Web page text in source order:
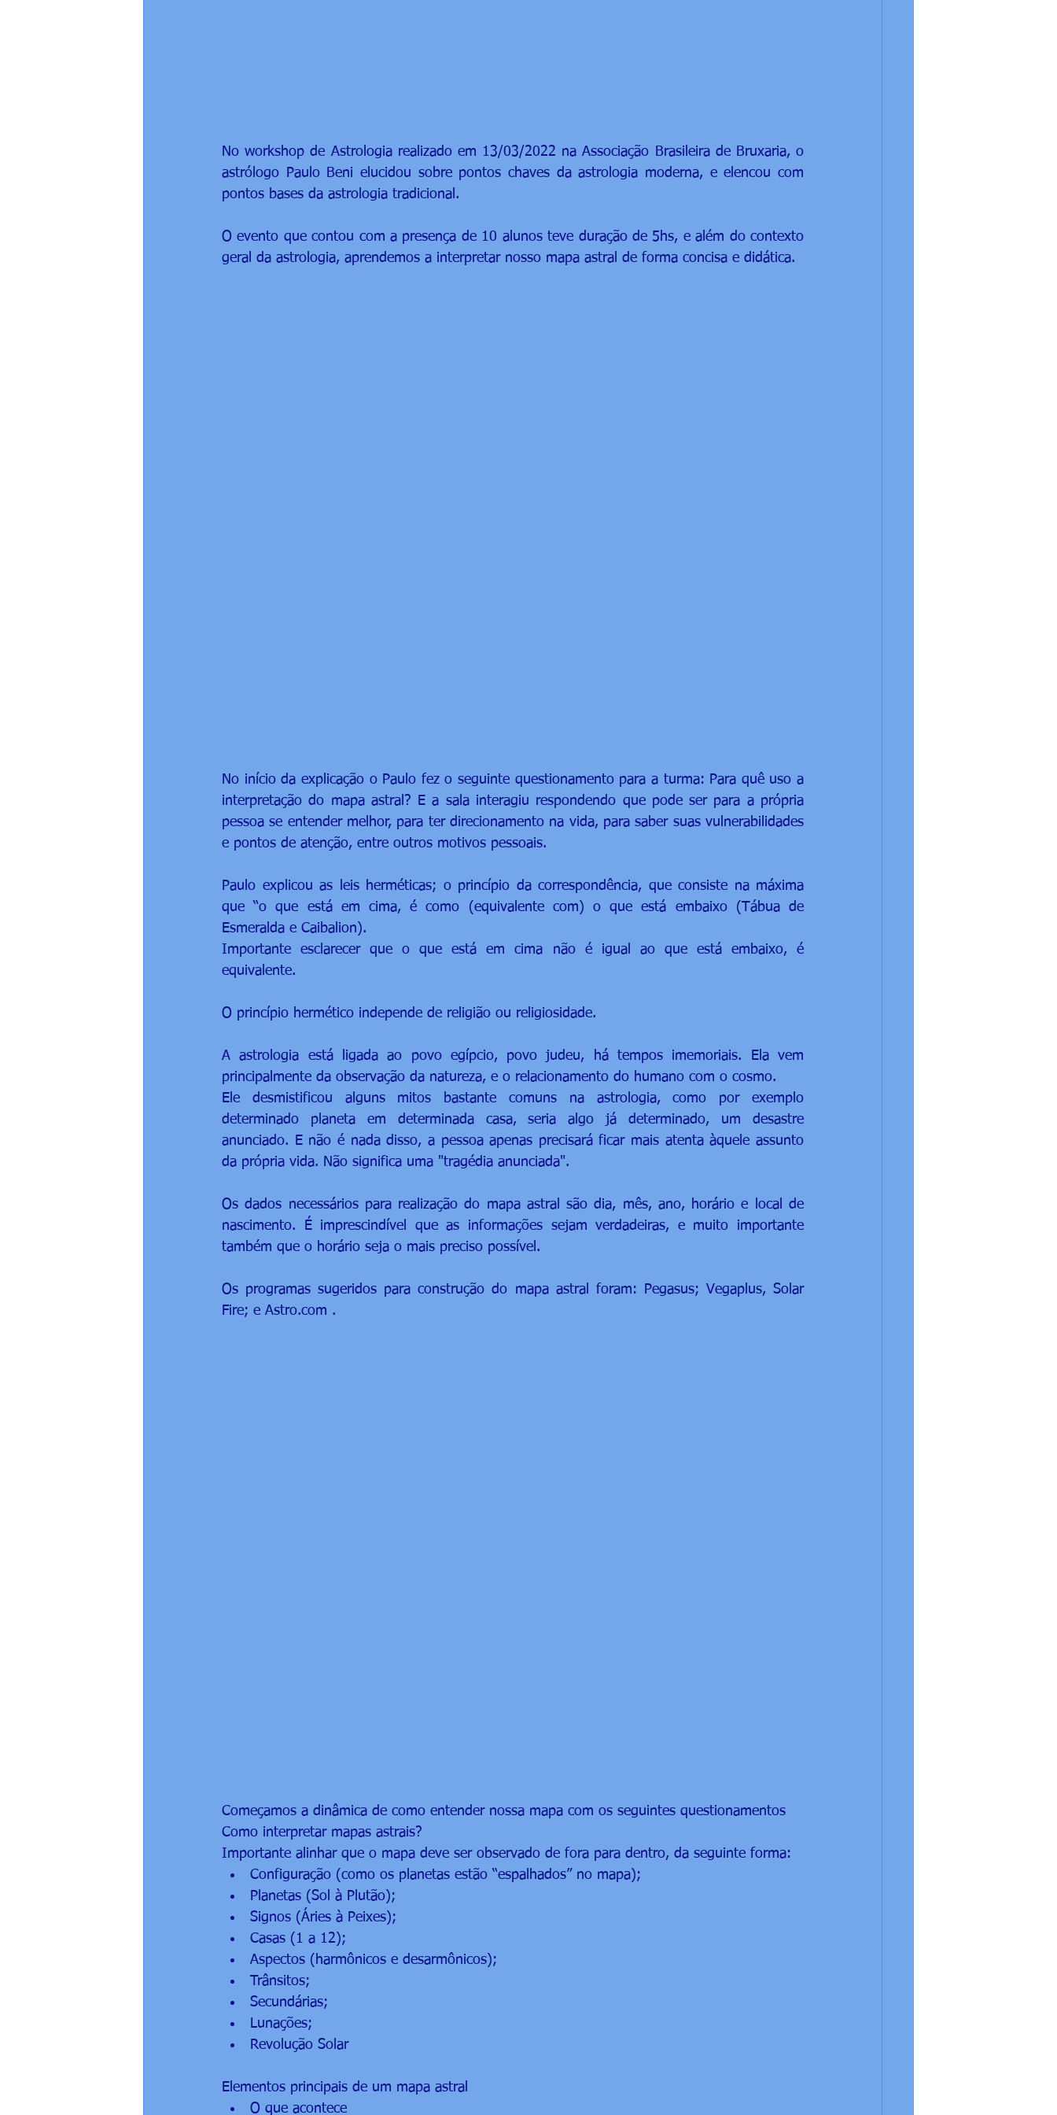
No workshop de Astrologia realizado em 13/03/2022 na Associação Brasileira de Bruxaria, o
astrólogo Paulo Beni elucidou sobre pontos chaves da astrologia moderna, e elencou com
pontos bases da astrologia tradicional.
O evento que contou com a presença de 10 alunos teve duração de 5hs, e além do contexto
geral da astrologia, aprendemos a interpretar nosso mapa astral de forma concisa e didática.
No início da explicação o Paulo fez o seguinte questionamento para a turma: Para quê uso a
interpretação do mapa astral? E a sala interagiu respondendo que pode ser para a própria
pessoa se entender melhor, para ter direcionamento na vida, para saber suas vulnerabilidades
e pontos de atenção, entre outros motivos pessoais.
Paulo explicou as leis herméticas; o princípio da correspondência, que consiste na máxima
que “o que está em cima, é como (equivalente com) o que está embaixo (Tábua de
Esmeralda e Caibalion).
Importante esclarecer que o que está em cima não é igual ao que está embaixo, é
equivalente.
O princípio hermético independe de religião ou religiosidade.
A astrologia está ligada ao povo egípcio, povo judeu, há tempos imemoriais. Ela vem
principalmente da observação da natureza, e o relacionamento do humano com o cosmo.
Ele desmistificou alguns mitos bastante comuns na astrologia, como por exemplo
determinado planeta em determinada casa, seria algo já determinado, um desastre
anunciado. E não é nada disso, a pessoa apenas precisará ficar mais atenta àquele assunto
da própria vida. Não significa uma "tragédia anunciada".
Os dados necessários para realização do mapa astral são dia, mês, ano, horário e local de
nascimento. É imprescindível que as informações sejam verdadeiras, e muito importante
também que o horário seja o mais preciso possível.
Os programas sugeridos para construção do mapa astral foram: Pegasus; Vegaplus, Solar
Fire; e Astro.com .
Começamos a dinâmica de como entender nossa mapa com os seguintes questionamentos
Como interpretar mapas astrais?
Importante alinhar que o mapa deve ser observado de fora para dentro, da seguinte forma:
Configuração (como os planetas estão “espalhados” no mapa);
Planetas (Sol à Plutão);
Signos (Áries à Peixes);
Casas (1 a 12);
Aspectos (harmônicos e desarmônicos);
Trânsitos;
Secundárias;
Lunações;
Revolução Solar
Elementos principais de um mapa astral
O que acontece